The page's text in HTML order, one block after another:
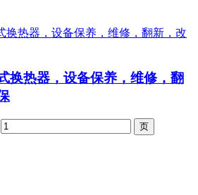
换热器，设备保养，维修，翻